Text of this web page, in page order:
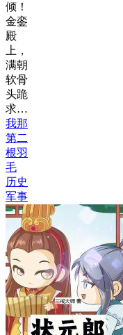
倾！
金銮
殿
上，
满朝
软骨
头跪
求…
我那
第二
根羽
毛
历史
军事